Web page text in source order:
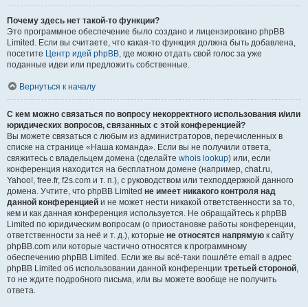
Почему здесь нет такой-то функции?
Это программное обеспечение было создано и лицензировано phpBB
Limited. Если вы считаете, что какая-то функция должна быть добавлена,
посетите Центр идей phpBB, где можно отдать свой голос за уже
поданные идеи или предложить собственные.
Вернуться к началу
С кем можно связаться по вопросу некорректного использования и/или
юридических вопросов, связанных с этой конференцией?
Вы можете связаться с любым из администраторов, перечисленных в
списке на странице «Наша команда». Если вы не получили ответа,
свяжитесь с владельцем домена (сделайте whois lookup) или, если
конференция находится на бесплатном домене (например, chat.ru,
Yahoo!, free.fr, f2s.com и т. п.), с руководством или техподдержкой данного
домена. Учтите, что phpBB Limited не имеет никакого контроля над
данной конференцией и не может нести никакой ответственности за то,
кем и как данная конференция используется. Не обращайтесь к phpBB
Limited по юридическим вопросам (о приостановке работы конференции,
ответственности за неё и т. д.), которые не относятся напрямую к сайту
phpBB.com или которые частично относятся к программному
обеспечению phpBB Limited. Если же вы всё-таки пошлёте email в адрес
phpBB Limited об использовании данной конференции третьей стороной,
то не ждите подробного письма, или вы можете вообще не получить
ответа.